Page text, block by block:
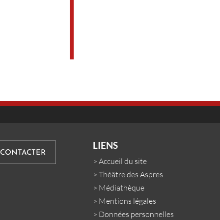
LIENS
>Accueil du site
>Théâtre des Aspres
> Médiathèque
> Mentions légales
> Données personnelles